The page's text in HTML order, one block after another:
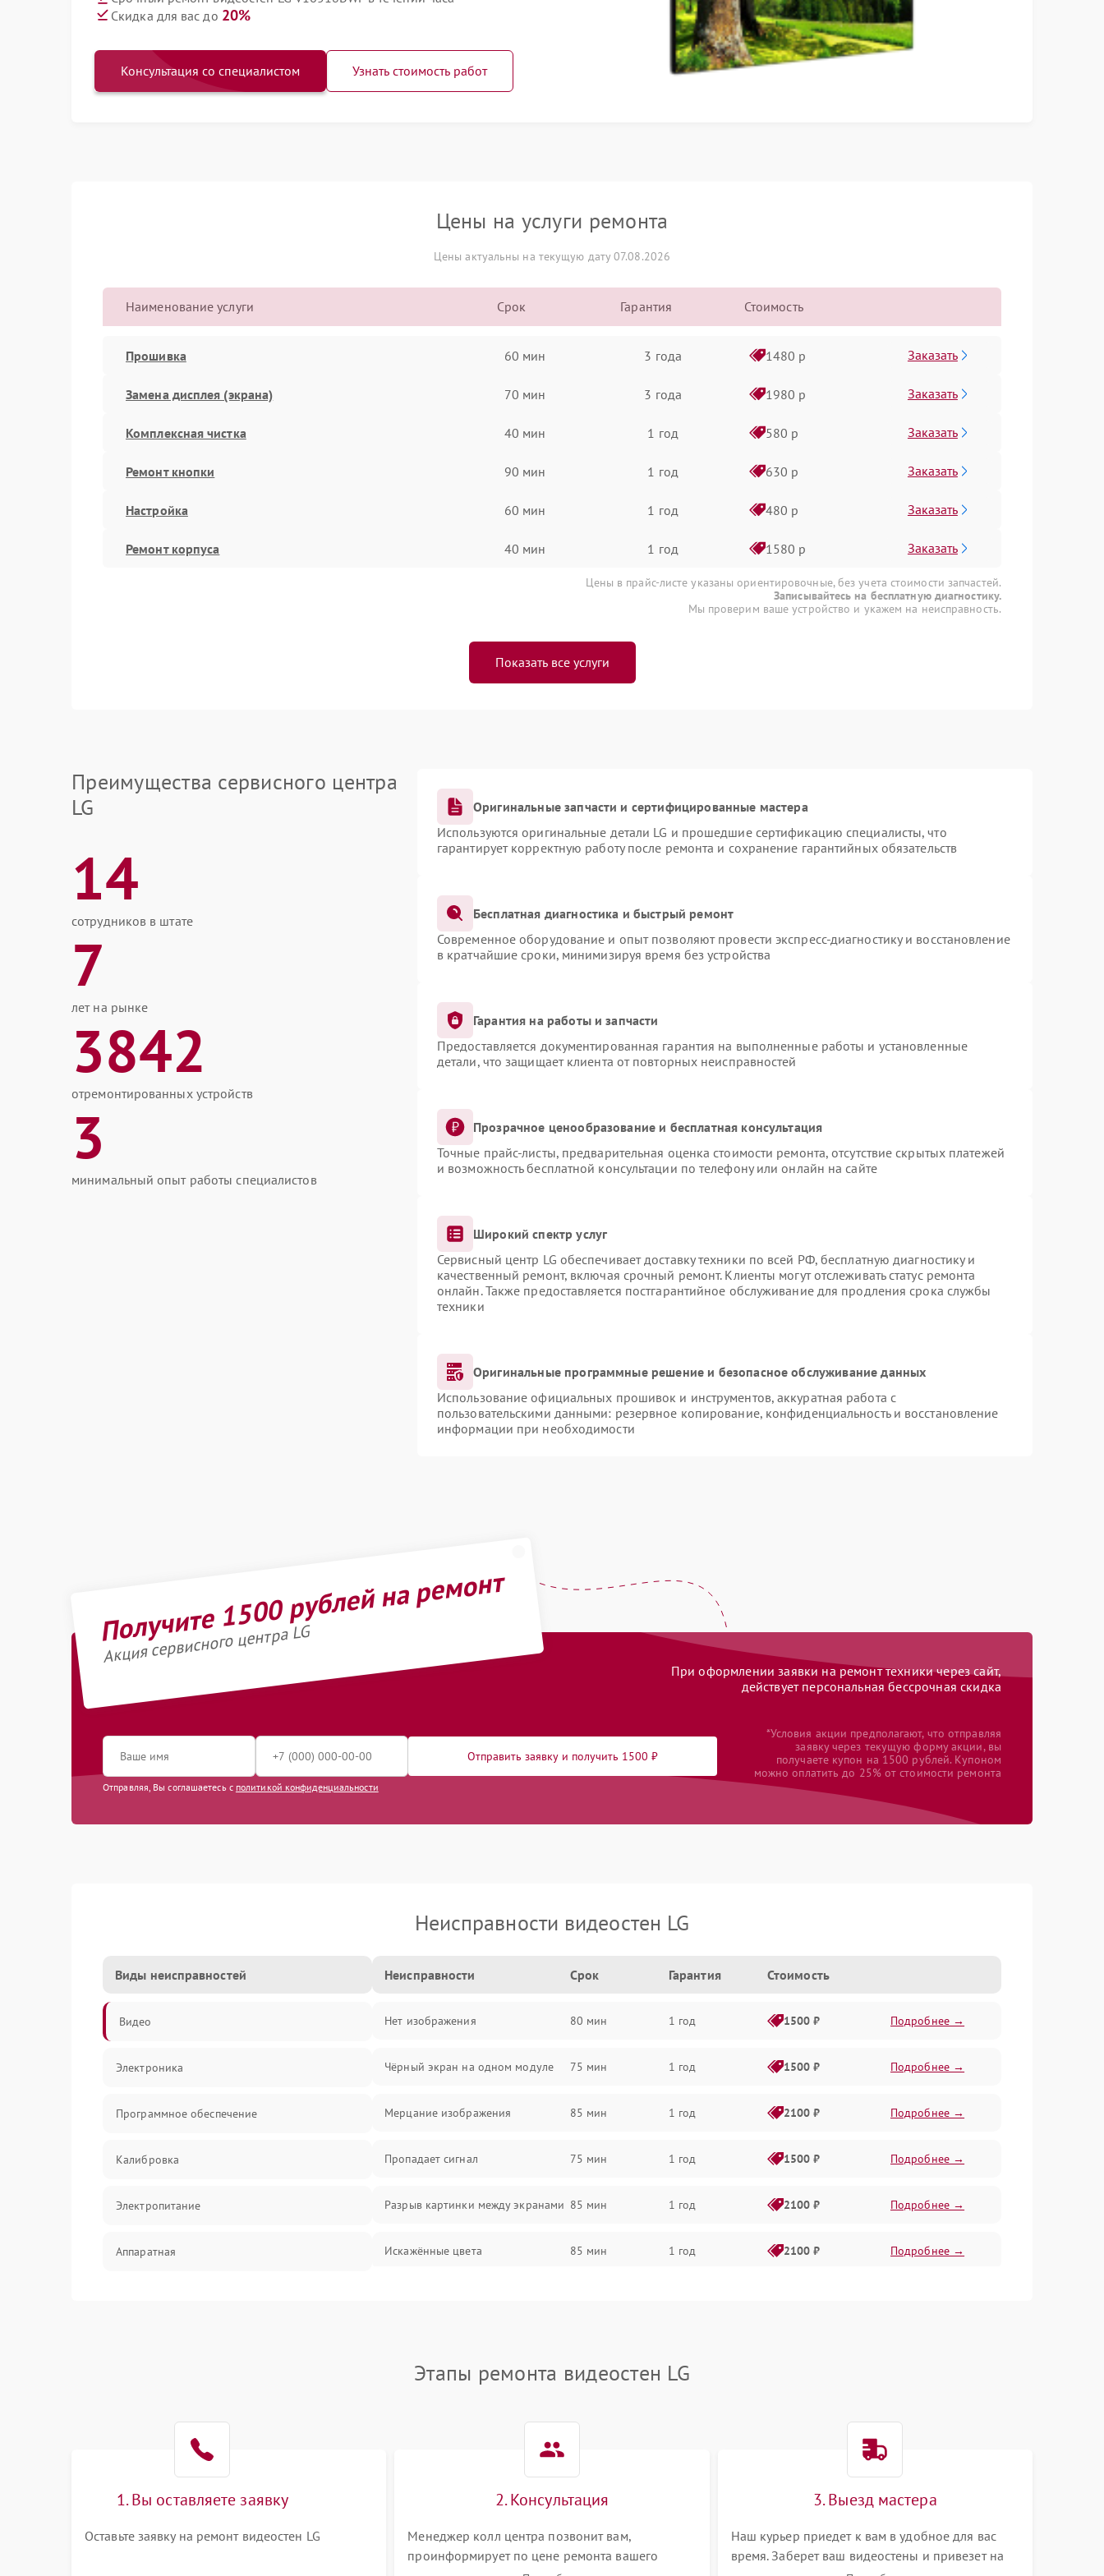
Скидка для вас до 20%
Консультация со специалистом Узнать стоимость работ
Цены на услуги ремонта
Цены актуальны на текущую дату 07.08.2026
Наименование услуги Срок Гарантия Стоимость
Прошивка 60 мин 3 года 1480 р Заказать
Замена дисплея (экрана) 70 мин 3 года 1980 р Заказать
Комплексная чистка 40 мин 1 год 580 р Заказать
Ремонт кнопки 90 мин 1 год 630 р Заказать
Настройка 60 мин 1 год 480 р Заказать
Ремонт корпуса 40 мин 1 год 1580 р Заказать
Цены в прайс-листе указаны ориентировочные, без учета стоимости запчастей.
Записывайтесь на бесплатную диагностику.
Мы проверим ваше устройство и укажем на неисправность.
Показать все услуги
Преимущества сервисного центра
LG
14
сотрудников в штате
7
лет на рынке
3842
отремонтированных устройств
3
минимальный опыт работы специалистов
Оригинальные запчасти и сертифицированные мастера
Используются оригинальные детали LG и прошедшие сертификацию специалисты, что
гарантирует корректную работу после ремонта и сохранение гарантийных обязательств
Бесплатная диагностика и быстрый ремонт
Современное оборудование и опыт позволяют провести экспресс-диагностику и восстановление
в кратчайшие сроки, минимизируя время без устройства
Гарантия на работы и запчасти
Предоставляется документированная гарантия на выполненные работы и установленные
детали, что защищает клиента от повторных неисправностей
Прозрачное ценообразование и бесплатная консультация
Точные прайс-листы, предварительная оценка стоимости ремонта, отсутствие скрытых платежей
и возможность бесплатной консультации по телефону или онлайн на сайте
Широкий спектр услуг
Сервисный центр LG обеспечивает доставку техники по всей РФ, бесплатную диагностику и
качественный ремонт, включая срочный ремонт. Клиенты могут отслеживать статус ремонта
онлайн. Также предоставляется постгарантийное обслуживание для продления срока службы
техники
Оригинальные программные решение и безопасное обслуживание данных
Использование официальных прошивок и инструментов, аккуратная работа с
пользовательскими данными: резервное копирование, конфиденциальность и восстановление
информации при необходимости
Получите 1500 рублей на ремонт
Акция сервисного центра LG
При оформлении заявки на ремонт техники через сайт,
действует персональная бессрочная скидка
Отправить заявку и получить 1500 ₽
Отправляя, Вы соглашаетесь с политикой конфиденциальности
*Условия акции предполагают, что отправляя
заявку через текущую форму акции, вы
получаете купон на 1500 рублей. Купоном
можно оплатить до 25% от стоимости ремонта
Неисправности видеостен LG
Виды неисправностей
Видео
Электроника
Программное обеспечение
Калибровка
Электропитание
Аппаратная
Неисправности Срок Гарантия Стоимость
Нет изображения 80 мин 1 год 1500 ₽ Подробнее →
Чёрный экран на одном модуле 75 мин 1 год 1500 ₽ Подробнее →
Мерцание изображения 85 мин 1 год 2100 ₽ Подробнее →
Пропадает сигнал 75 мин 1 год 1500 ₽ Подробнее →
Разрыв картинки между экранами 85 мин 1 год 2100 ₽ Подробнее →
Искажённые цвета 85 мин 1 год 2100 ₽ Подробнее →
Этапы ремонта видеостен LG
1. Вы оставляете заявку
Оставьте заявку на ремонт видеостен LG
2. Консультация
Менеджер колл центра позвонит вам,
проинформирует по цене ремонта вашего
3. Выезд мастера
Наш курьер приедет к вам в удобное для вас
время. Заберет ваш видеостены и привезет на